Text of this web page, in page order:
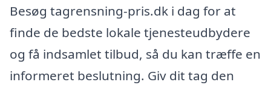
Besøg tagrensning-pris.dk i dag for at
finde de bedste lokale tjenesteudbydere
og få indsamlet tilbud, så du kan træffe en
informeret beslutning. Giv dit tag den